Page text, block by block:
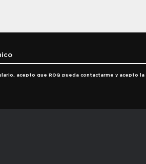
acepto que ROQ pueda contactarme y acepto la